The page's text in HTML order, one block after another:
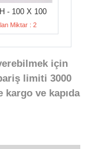
- 100 X 100
Miktar : 2
için
limiti 3000
kargo ve kapıda